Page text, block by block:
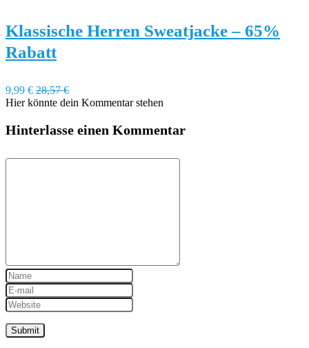
Klassische Herren Sweatjacke – 65%
Rabatt
9,99 € 28,57 €
Hier könnte dein Kommentar stehen
Hinterlasse einen Kommentar